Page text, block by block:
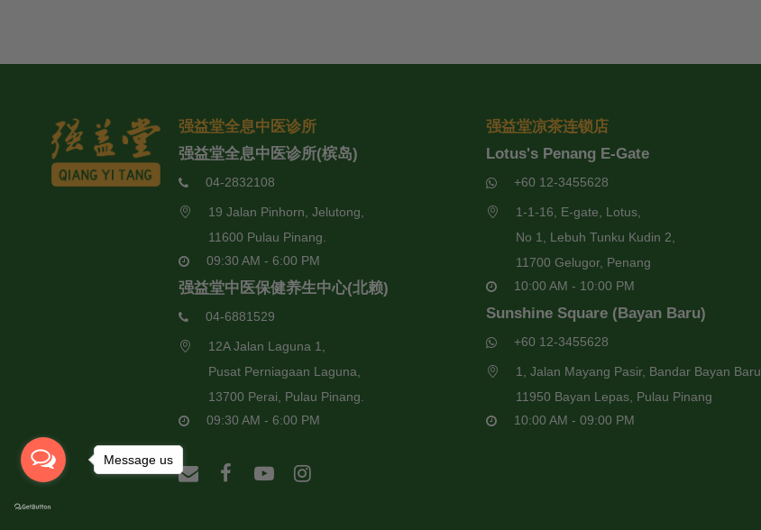
强益堂全息中医诊所
强益堂全息中医诊所(槟岛)
04-2832108
19 Jalan Pinhorn, Jelutong,
11600 Pulau Pinang.
09:30 AM - 6:00 PM
强益堂中医保健养生中心(北赖)
04-6881529
12A Jalan Laguna 1,
Pusat Perniagaan Laguna,
13700 Perai, Pulau Pinang.
09:30 AM - 6:00 PM
强益堂凉茶连锁店
Lotus's Penang E-Gate
+60 12-3455628
1-1-16, E-gate, Lotus,
No 1, Lebuh Tunku Kudin 2,
11700 Gelugor, Penang
10:00 AM - 10:00 PM
Sunshine Square (Bayan Baru)
+60 12-3455628
1, Jalan Mayang Pasir, Bandar Bayan Baru,
11950 Bayan Lepas, Pulau Pinang
10:00 AM - 09:00 PM
Message us